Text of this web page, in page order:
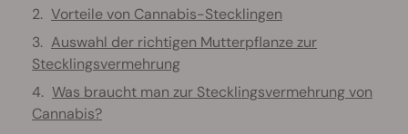
Vorteile von Cannabis-Stecklingen
Auswahl der richtigen Mutterpflanze zur
Stecklingsvermehrung
Was braucht man zur Stecklingsvermehrung von
Cannabis?